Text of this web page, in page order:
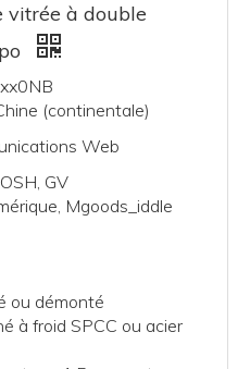
à double
(continentale)
Web
GV
Mgoods_iddle
ou démonté
à froid SPCC ou acier